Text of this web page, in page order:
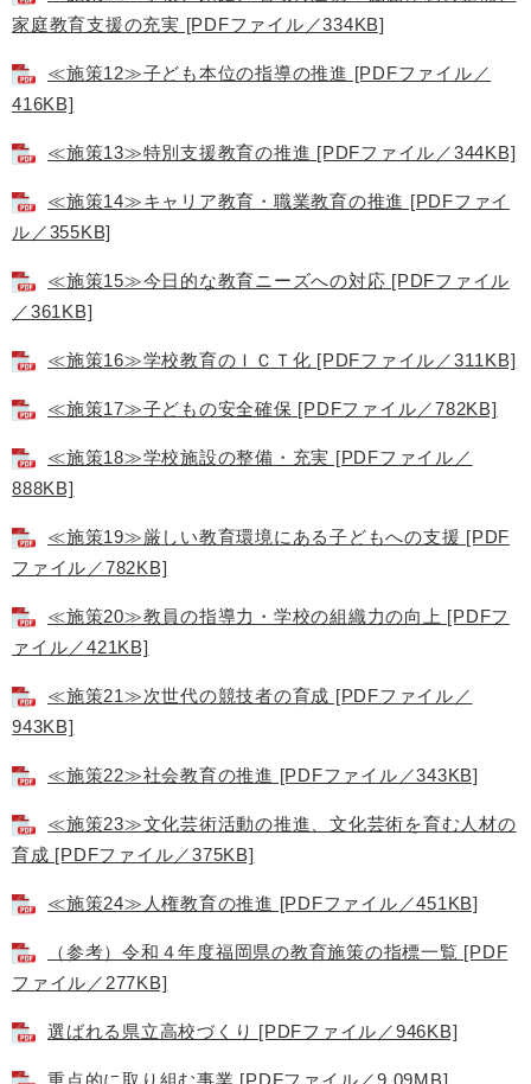
家庭教育支援の充実 [PDFファイル／334KB]
≪施策12≫子ども本位の指導の推進 [PDFファイル／
416KB]
≪施策13≫特別支援教育の推進 [PDFファイル／344KB]
≪施策14≫キャリア教育・職業教育の推進 [PDFファイ
ル／355KB]
≪施策15≫今日的な教育ニーズへの対応 [PDFファイル
／361KB]
≪施策16≫学校教育のＩＣＴ化 [PDFファイル／311KB]
≪施策17≫子どもの安全確保 [PDFファイル／782KB]
≪施策18≫学校施設の整備・充実 [PDFファイル／
888KB]
≪施策19≫厳しい教育環境にある子どもへの支援 [PDF
ファイル／782KB]
≪施策20≫教員の指導力・学校の組織力の向上 [PDFフ
ァイル／421KB]
≪施策21≫次世代の競技者の育成 [PDFファイル／
943KB]
≪施策22≫社会教育の推進 [PDFファイル／343KB]
≪施策23≫文化芸術活動の推進、文化芸術を育む人材の
育成 [PDFファイル／375KB]
≪施策24≫人権教育の推進 [PDFファイル／451KB]
（参考）令和４年度福岡県の教育施策の指標一覧 [PDF
ファイル／277KB]
選ばれる県立高校づくり [PDFファイル／946KB]